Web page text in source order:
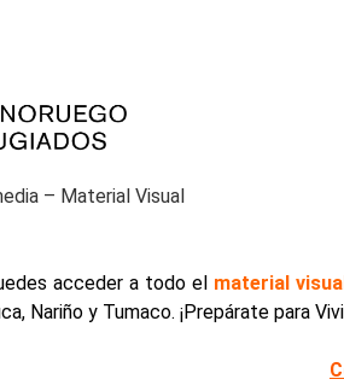
– Material Visual
acceder a todo el material
Nariño y Tumaco. ¡Prepárate para